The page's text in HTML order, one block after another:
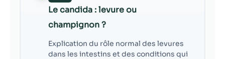
Le candida : levure ou
champignon ?
Explication du rôle normal des levures
dans les intestins et des conditions qui